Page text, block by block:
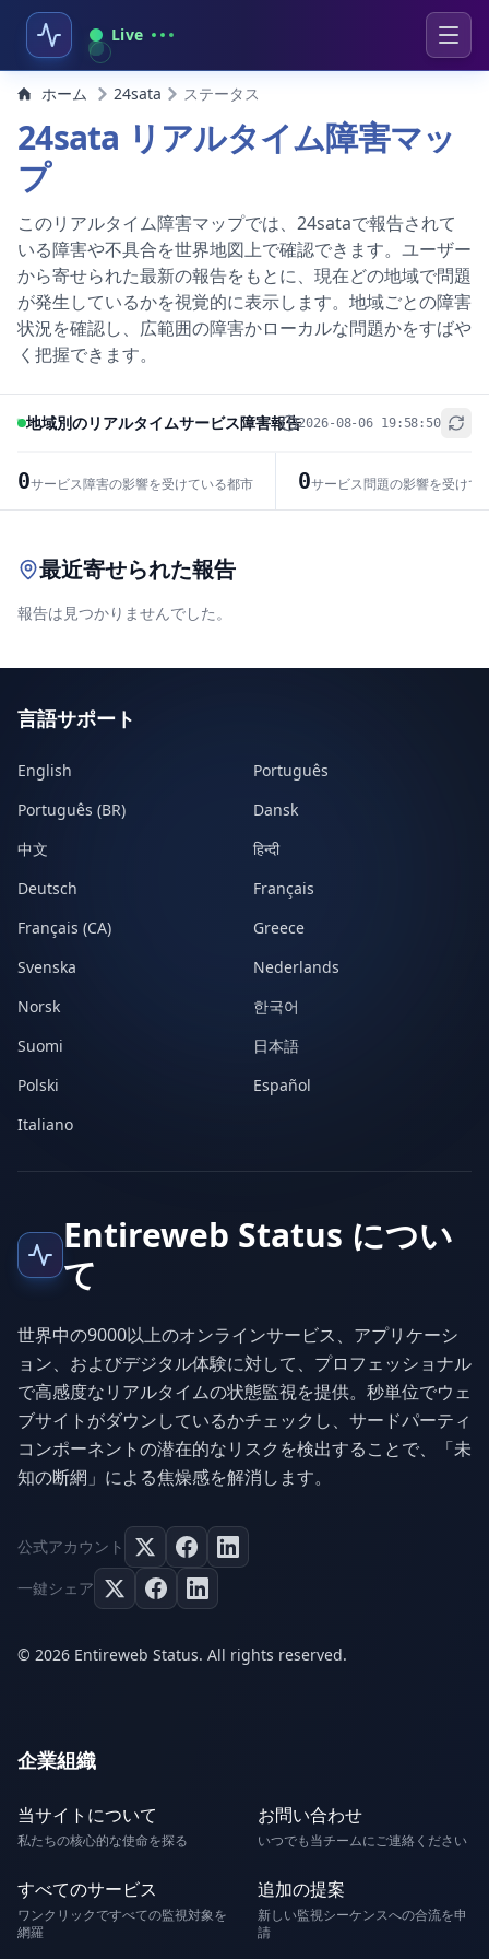
Live
ホーム 24sata ステータス
24sata リアルタイム障害マッ
プ
このリアルタイム障害マップでは、24sataで報告されて
いる障害や不具合を世界地図上で確認できます。ユーザー
から寄せられた最新の報告をもとに、現在どの地域で問題
が発生しているかを視覚的に表示します。地域ごとの障害
状況を確認し、広範囲の障害かローカルな問題かをすばや
く把握できます。
地域別のリアルタイムサービス障害報告2026-08-06 19:58:50
0サービス障害の影響を受けている都市 0サービス問題の影響を受けて
+
最近寄せられた報告
報告は見つかりませんでした。
言語サポート
English
Português
Português (BR)
Dansk
中文
हिन्दी
Deutsch
Français
Français (CA)
Greece
Svenska
Nederlands
Norsk
한국어
Suomi
日本語
Polski
Español
Italiano
Entireweb Status につい
て
世界中の9000以上のオンラインサービス、アプリケーシ
ョン、およびデジタル体験に対して、プロフェッショナル
で高感度なリアルタイムの状態監視を提供。秒単位でウェ
ブサイトがダウンしているかチェックし、サードパーティ
コンポーネントの潜在的なリスクを検出することで、「未
知の断網」による焦燥感を解消します。
公式アカウント
一鍵シェア
© 2026 Entireweb Status. All rights reserved.
企業組織
当サイトについて
私たちの核心的な使命を探る
お問い合わせ
いつでも当チームにご連絡ください
すべてのサービス
ワンクリックですべての監視対象を
網羅
追加の提案
新しい監視シーケンスへの合流を申
請